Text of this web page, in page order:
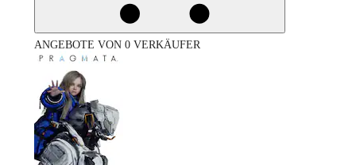
ANGEBOTE VON 0 VERKÄUFER